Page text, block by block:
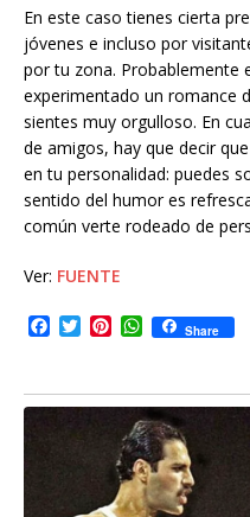
En este caso tienes cierta
jóvenes e incluso por
por tu zona. Probablemente
experimentado un romance
sientes muy orgulloso. En
de amigos, hay que decir
en tu personalidad: puedes
sentido del humor es
común verte rodeado de
Ver: FUENTE
e
b
T
t
t
P
t
e
e
s
t
W
t
s
A
p
p
Share